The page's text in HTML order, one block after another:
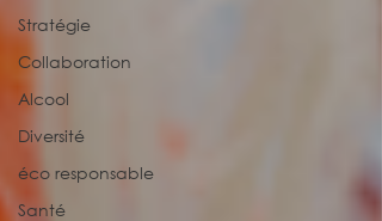
Stratégie
Collaboration
Alcool
Diversité
éco responsable
Santé